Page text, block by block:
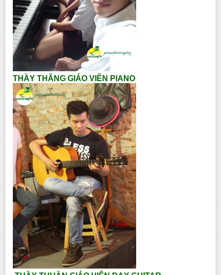
THẦY THĂNG GIÁO VIÊN PIANO